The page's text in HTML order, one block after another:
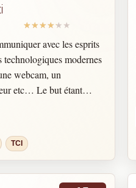
avec les esprits
technologiques modernes
webcam, un
etc… Le but étant
la détresse ou dans la
des messages de
de Monique Simonet,
TCI en France.
avec des personnes
TCI